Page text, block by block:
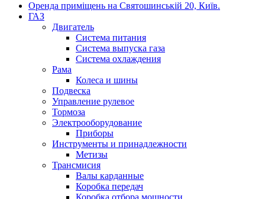
Оренда приміщень на Святошинській 20, Київ.
ГАЗ
Двигатель
Система питания
Система выпуска газа
Система охлаждения
Рама
Колеса и шины
Подвеска
Управление рулевое
Тормоза
Электрооборудование
Приборы
Инструменты и принадлежности
Метизы
Трансмисия
Валы карданные
Коробка передач
Коробка отбора мощности